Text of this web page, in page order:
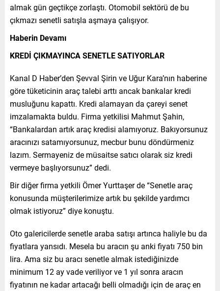
almak gün geçtikçe zorlaştı. Otomobil sektörü de bu
çıkmazı senetli satışla aşmaya çalışıyor.
Haberin Devamı
KREDİ ÇIKMAYINCA SENETLE SATIYORLAR
Kanal D Haber’den Şevval Şirin ve Uğur Kara’nın haberine
göre tüketicinin araç talebi arttı ancak bankalar kredi
musluğunu kapattı. Kredi alamayan da çareyi senet
imzalamakta buldu. Firma yetkilisi Mahmut Şahin,
“Bankalardan artık araç kredisi alamıyoruz. Bakıyorsunuz
aracınızı satamıyorsunuz, mecbur bunu döndürmeniz
lazım. Sermayeniz de müsaitse satıcı olarak siz kredi
vermeye başlıyorsunuz” dedi.
Bir diğer firma yetkili Ömer Yurttaşer de “Senetle araç
konusunda müşterilerimize artık bu şekilde yardımcı
olmak istiyoruz” diye konuştu.
Oto galericilerde senetle araba satışı artınca haliyle bu da
fiyatlara yansıdı. Mesela bu aracın şu anki fiyatı 750 bin
lira. Ama siz bu aracı senetle almak istediğinizde
minimum 12 ay vade veriliyor ve 1 yıl sonra aracın
fiyatının ne kadar artacağı belli olmadığı için de araç en